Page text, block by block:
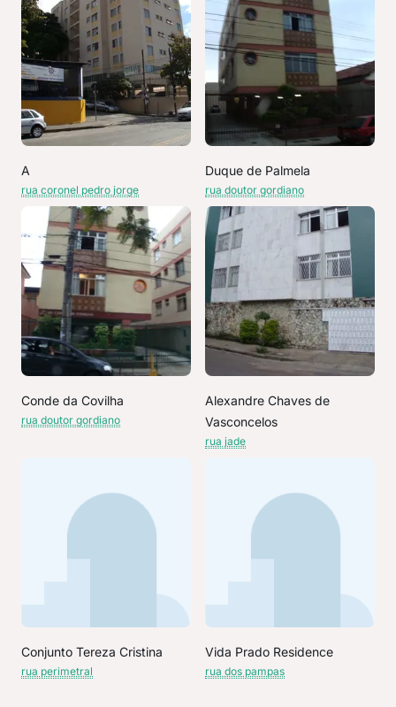
A
rua coronel pedro jorge
Duque de Palmela
rua doutor gordiano
Conde da Covilha
rua doutor gordiano
Alexandre Chaves de
Vasconcelos
rua jade
Conjunto Tereza Cristina
rua perimetral
Vida Prado Residence
rua dos pampas